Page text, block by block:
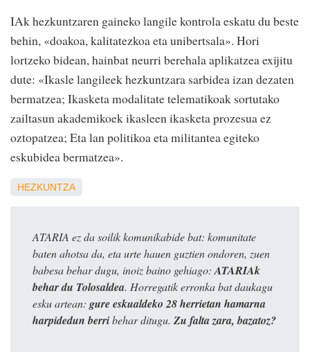
IAk hezkuntzaren gaineko langile kontrola eskatu du beste
behin, «doakoa, kalitatezkoa eta unibertsala». Hori
lortzeko bidean, hainbat neurri berehala aplikatzea exijitu
dute: «Ikasle langileek hezkuntzara sarbidea izan dezaten
bermatzea; Ikasketa modalitate telematikoak sortutako
zailtasun akademikoek ikasleen ikasketa prozesua ez
oztopatzea; Eta lan politikoa eta militantea egiteko
eskubidea bermatzea».
HEZKUNTZA
ATARIA ez da soilik komunikabide bat: komunitate
baten ahotsa da, eta urte hauen guztien ondoren, zuen
babesa behar dugu, inoiz baino gehiago: ATARIAk
behar du Tolosaldea. Horregatik erronka bat daukagu
esku artean: gure eskualdeko 28 herrietan hamarna
harpidedun berribehar ditugu. Zu falta zara, bazatoz?